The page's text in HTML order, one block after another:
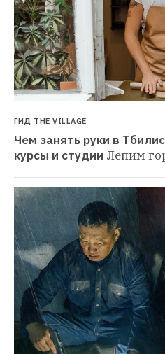
ГИД THE VILLAGE
Чем занять руки в
курсы и студии Лепим